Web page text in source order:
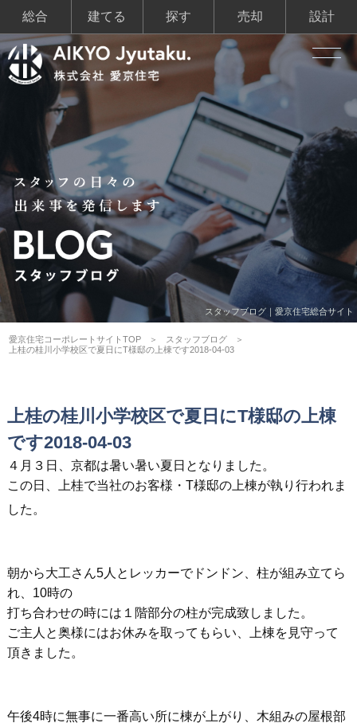
総合 建てる 探す 売却 設計
スタッフブログ｜愛京住宅総合サイト
愛京住宅コーポレートサイトTOP
スタッフブログ
上桂の桂川小学校区で夏日にT様邸の上棟です2018-04-03
上桂の桂川小学校区で夏日にT様邸の上棟
です2018-04-03
４月３日、京都は暑い暑い夏日となりました。
この日、上桂で当社のお客様・T様邸の上棟が執り行われま
した。
朝から大工さん5人とレッカーでドンドン、柱が組み立てら
れ、10時の
打ち合わせの時には１階部分の柱が完成致しました。
ご主人と奥様にはお休みを取ってもらい、上棟を見守って
頂きました。
午後4時に無事に一番高い所に棟が上がり、木組みの屋根部